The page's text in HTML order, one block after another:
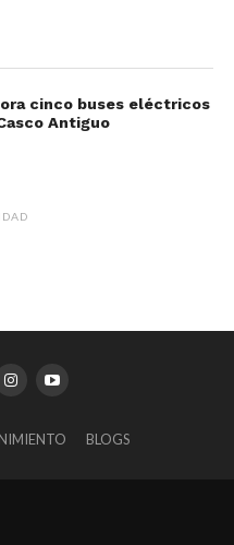
cinco buses eléctricos
Antiguo
BLOGS